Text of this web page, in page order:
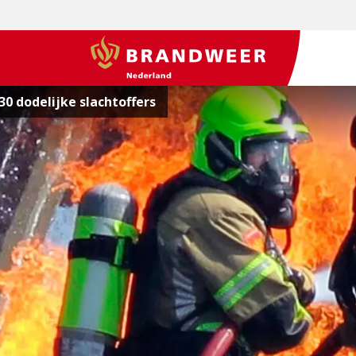
BrandweerNederland.nl
dodelijke slachtoffers